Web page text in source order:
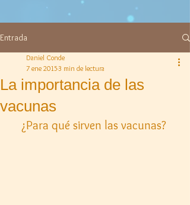
Entrada
La importancia de las
vacunas
Daniel Conde
7 ene 20153 min de lectura
¿Para qué sirven las vacunas?